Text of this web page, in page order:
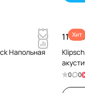
Напольная
Хит
119
0 0